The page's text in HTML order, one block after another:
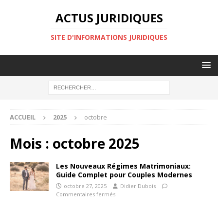
ACTUS JURIDIQUES
SITE D'INFORMATIONS JURIDIQUES
ACCUEIL 2025 octobre
Mois : octobre 2025
Les Nouveaux Régimes Matrimoniaux:
Guide Complet pour Couples Modernes
octobre 27, 2025
Didier Dubois
Commentaires fermés